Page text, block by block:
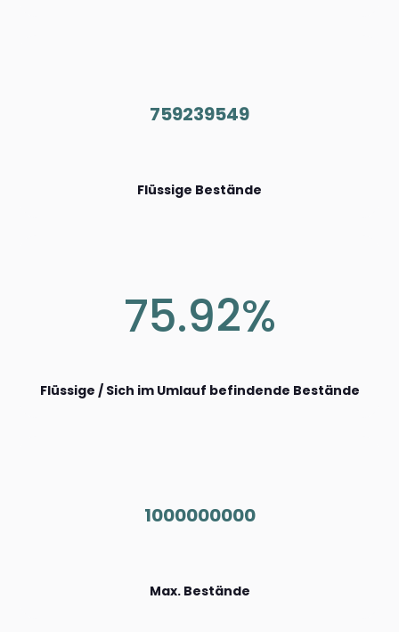
759239549
Flüssige Bestände
75.92%
Flüssige / Sich im Umlauf befindende Bestände
1000000000
Max. Bestände